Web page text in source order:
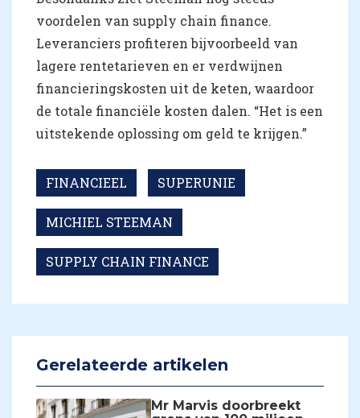
voordelen van supply chain finance.
Leveranciers profiteren bijvoorbeeld van
lagere rentetarieven en er verdwijnen
financieringskosten uit de keten, waardoor
de totale financiële kosten dalen. “Het is een
uitstekende oplossing om geld te krijgen.”
FINANCIEEL SUPERUNIE
MICHIEL STEEMAN
SUPPLY CHAIN FINANCE
Gerelateerde artikelen
Mr Marvis doorbreekt